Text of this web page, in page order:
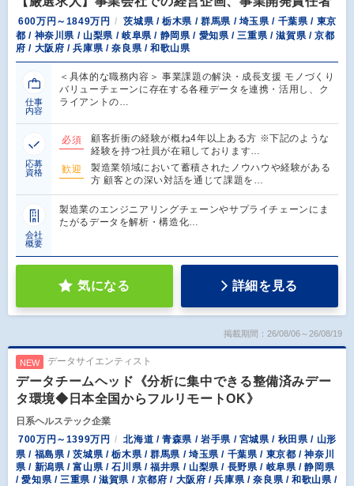
600万円～1849万円
茨城県 / 栃木県 / 群馬県 / 埼玉県 / 千葉県 / 東京
都 / 神奈川県 / 山梨県 / 岐阜県 / 静岡県 / 愛知県 / 三重県 / 滋賀県 / 京都
府 / 大阪府 / 兵庫県 / 奈良県 / 和歌山県
仕事
内容
＜具体的な職務内容＞ 事業課題の解決・成長支援 モノづくり
バリューチェーンに存在する各種データを連携・活用し、ク
ライアントの…
応募
資格
必須
顧客折衝の経験が概ね4年以上ある方 ※下記のような
経験を持つ社員が在籍しております…
歓迎
製造業領域において蓄積されたノウハウや経験がある
方 顧客との深い対話を通じて課題を…
会社
概要
製造業のエンジニアリングチェーンやサプライチェーンにま
たがるデータを解析・構造化…
気になる 詳細を見る
掲載期間：26/08/06～26/08/19
NEW データサイエンティスト
データチームヘッド《分析に集中できる整備済みデー
タ環境◆日本全国からフルリモートOK》
日系ヘルステック企業
700万円～1399万円
北海道 / 青森県 / 岩手県 / 宮城県 / 秋田県 / 山形
県 / 福島県 / 茨城県 / 栃木県 / 群馬県 / 埼玉県 / 千葉県 / 東京都 / 神奈川
県 / 新潟県 / 富山県 / 石川県 / 福井県 / 山梨県 / 長野県 / 岐阜県 / 静岡県
/ 愛知県 / 三重県 / 滋賀県 / 京都府 / 大阪府 / 兵庫県 / 奈良県 / 和歌山県 /